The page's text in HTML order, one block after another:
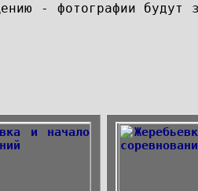
- фотографии будут